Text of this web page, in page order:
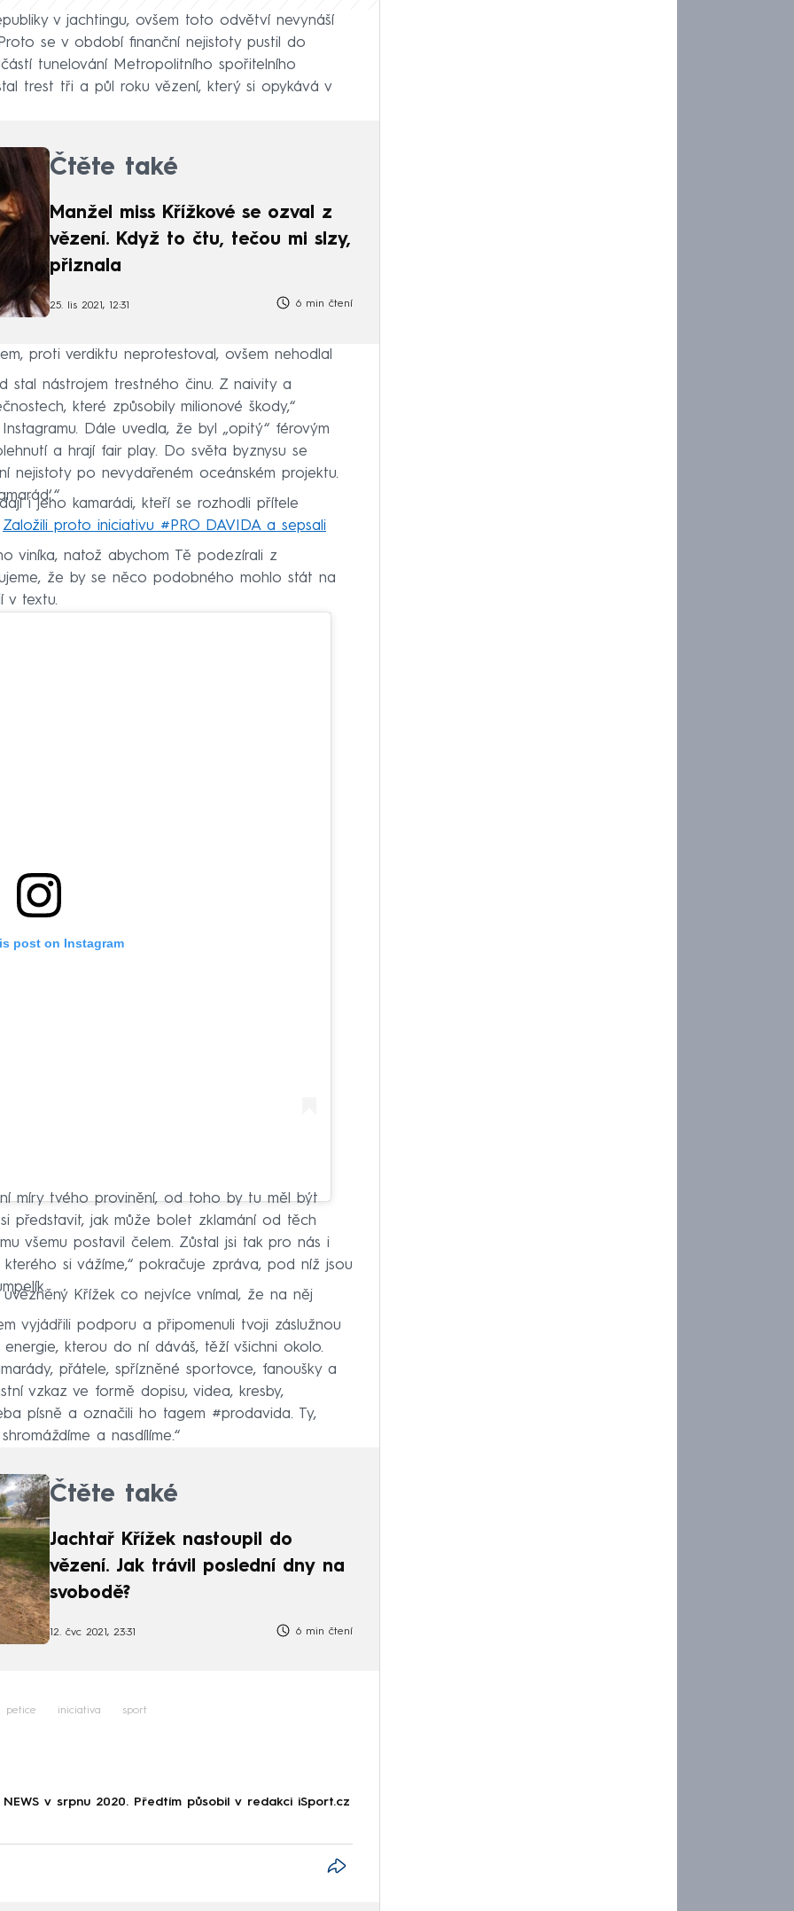
v jachtingu, ovšem toto odvětví nevynáší
se v období finanční nejistoty pustil do
tunelování Metropolitního spořitelního
trest tři a půl roku vězení, který si opykává v
Čtěte také
Manžel miss Křížkové se ozval z
vězení. Když to čtu, tečou mi slzy,
přiznala
25. lis 2021, 12:31 6 min čtení
proti verdiktu neprotestoval, ovšem nehodlal
stal nástrojem trestného činu. Z naivity a
které způsobily milionové škody,“
Dále uvedla, že byl „opitý“ férovým
a hrají fair play. Do světa byznysu se
nejistoty po nevydařeném oceánském projektu.
i jeho kamarádi, kteří se rozhodli přítele
Založili proto iniciativu #PRO DAVIDA a sepsali
viníka, natož abychom Tě podezírali z
že by se něco podobného mohlo stát na
v textu.
post on Instagram
míry tvého provinění, od toho by tu měl být
představit, jak může bolet zklamání od těch
všemu postavil čelem. Zůstal jsi tak pro nás i
si vážíme,“ pokračuje zpráva, pod níž jsou
Křížek co nejvíce vnímal, že na něj
vyjádřili podporu a připomenuli tvoji záslužnou
kterou do ní dáváš, těží všichni okolo.
přátele, spřízněné sportovce, fanoušky a
vzkaz ve formě dopisu, videa, kresby,
písně a označili ho tagem #prodavida. Ty,
a nasdílíme.“
Čtěte také
Jachtař Křížek nastoupil do
vězení. Jak trávil poslední dny na
svobodě?
12. čvc 2021, 23:31 6 min čtení
petice iniciativa sport
v srpnu 2020. Předtím působil v redakci iSport.cz